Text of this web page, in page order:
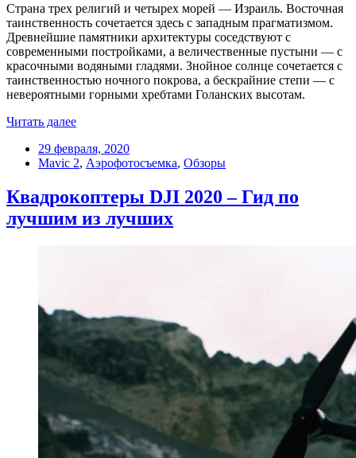
Страна трех религий и четырех морей — Израиль. Восточная
таинственность сочетается здесь с западным прагматизмом.
Древнейшие памятники архитектуры соседствуют с
современными постройками, а величественные пустыни — с
красочными водяными гладями. Знойное солнце сочетается с
таинственностью ночного покрова, а бескрайние степи — с
невероятными горными хребтами Голанских высотам.
Читать далее
29 февраля, 2020
Mavic 2, Аэрофотосъемка, Обзоры
Квадрокоптеры DJI 2020 – Гид по
лучшим из лучших